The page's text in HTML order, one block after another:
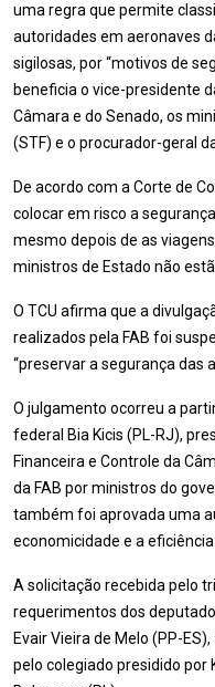
uma regra que permite
autoridades em aeronaves
sigilosas, por “motivos de
beneficia o vice-presidente
Câmara e do Senado, os
(STF) e o procurador-geral
De acordo com a Corte de
colocar em risco a
mesmo depois de as
ministros de Estado não
O TCU afirma que a
realizados pela FAB foi
“preservar a segurança das
O julgamento ocorreu a
federal Bia Kicis (PL-RJ),
Financeira e Controle da
da FAB por ministros do
também foi aprovada uma
economicidade e a eficiência
A solicitação recebida pelo
requerimentos dos
Evair Vieira de Melo (PP-
pelo colegiado presidido por